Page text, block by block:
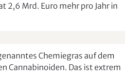
Mrd. Euro mehr pro Jahr in
Chemiegras auf dem
Cannabinoiden. Das ist extrem